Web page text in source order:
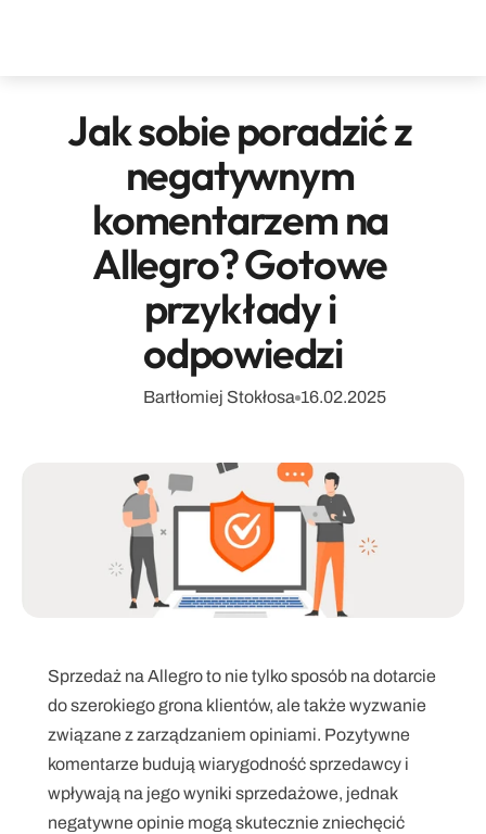
Jak sobie poradzić z
negatywnym
komentarzem na
Allegro? Gotowe
przykłady i
odpowiedzi
Bartłomiej Stokłosa 16.02.2025
Sprzedaż na Allegro to nie tylko sposób na dotarcie
do szerokiego grona klientów, ale także wyzwanie
związane z zarządzaniem opiniami. Pozytywne
komentarze budują wiarygodność sprzedawcy i
wpływają na jego wyniki sprzedażowe, jednak
negatywne opinie mogą skutecznie zniechęcić